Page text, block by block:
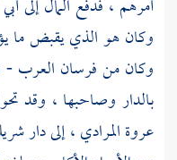
أمرهم ، فدفع المال إلى
وكان هو الذي يقبض ما
وكان من فرسان العرب -
بالدار وصاحبها ، وقد
عروةالمرادي ، إلى دار